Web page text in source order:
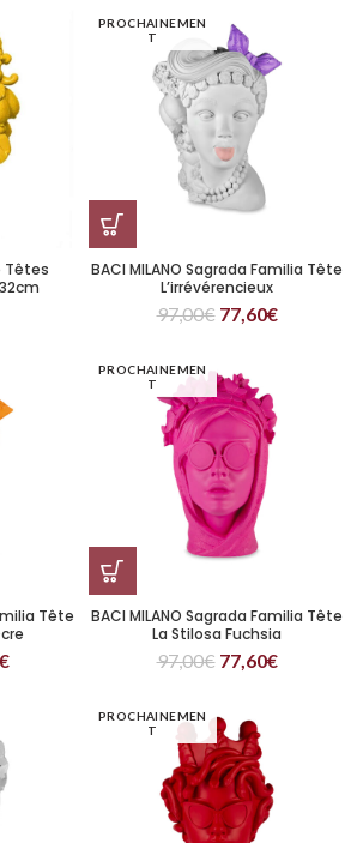
Têtes
PROCHAINEMEN
T
BACI MILANO Sagrada Familia Tête
L’irrévérencieux
97,00€ 77,60€
Tête
PROCHAINEMEN
T
BACI MILANO Sagrada Familia Tête
La Stilosa Fuchsia
97,00€ 77,60€
PROCHAINEMEN
T